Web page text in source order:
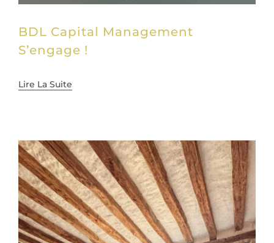
BDL Capital Management
S’engage !
Lire La Suite